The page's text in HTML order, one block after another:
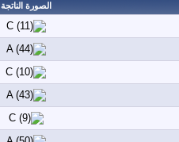
الصورة الناتجة